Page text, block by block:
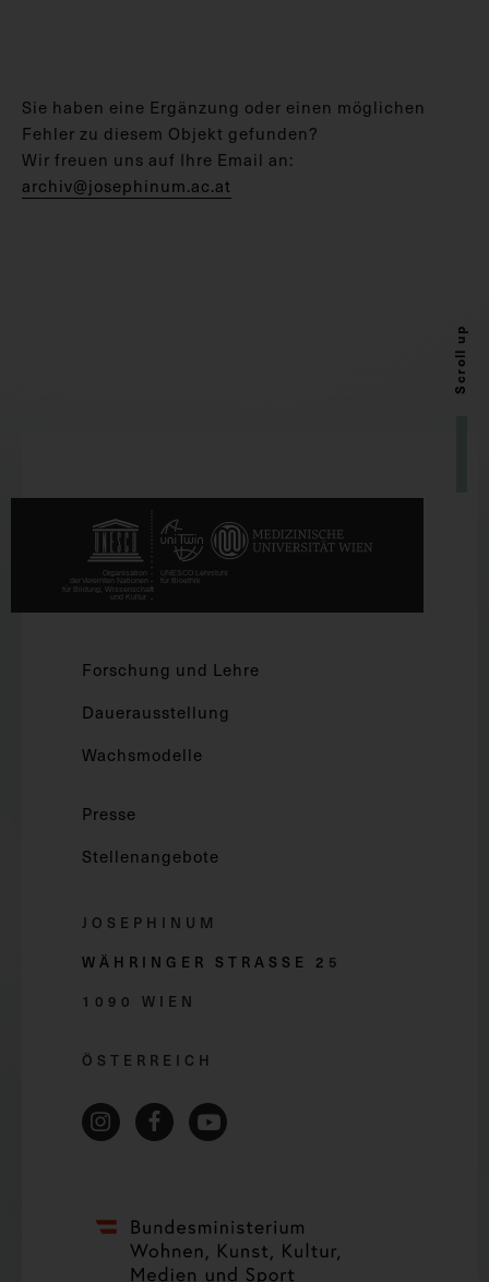
Sie haben eine Ergänzung oder einen möglichen
Fehler zu diesem Objekt gefunden?
Wir freuen uns auf Ihre Email an:
archiv@josephinum.ac.at
Scroll up
Forschung und Lehre
Dauerausstellung
Wachsmodelle
Presse
Stellenangebote
JOSEPHINUM
WÄHRINGER STRASSE 2 5
1090 WIEN
ÖSTERREICH